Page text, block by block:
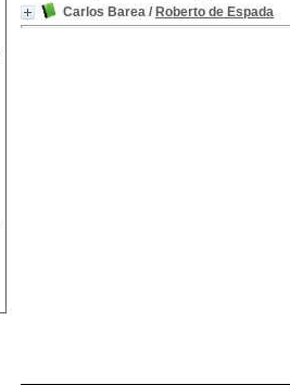
Carlos Barea / Roberto de Espada